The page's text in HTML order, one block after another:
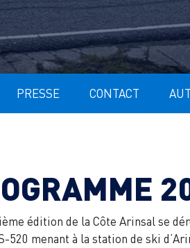
PRESSE CONTACT
édition de la Côte Arinsal se
520 menant à la station de ski